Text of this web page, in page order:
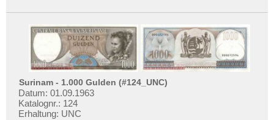
Surinam - 1.000 Gulden (#124_UNC)
Datum: 01.09.1963
Katalognr.: 124
Erhaltung: UNC